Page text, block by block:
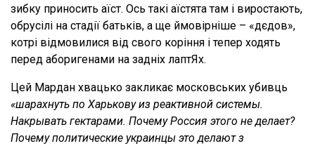
зибку приносить аїст. Ось такі аїстята там і виростають,
обрусілі на стадії батьків, а ще ймовірніше – «дєдов»,
котрі відмовилися від свого коріння і тепер ходять
перед аборигенами на задніх лаптЯх.
Цей Мардан хвацько закликає московських убивць
«шарахнуть по Харькову из реактивной системы.
Накрывать гектарами. Почему Россия этого не делает?
Почему политические украинцы это делают з